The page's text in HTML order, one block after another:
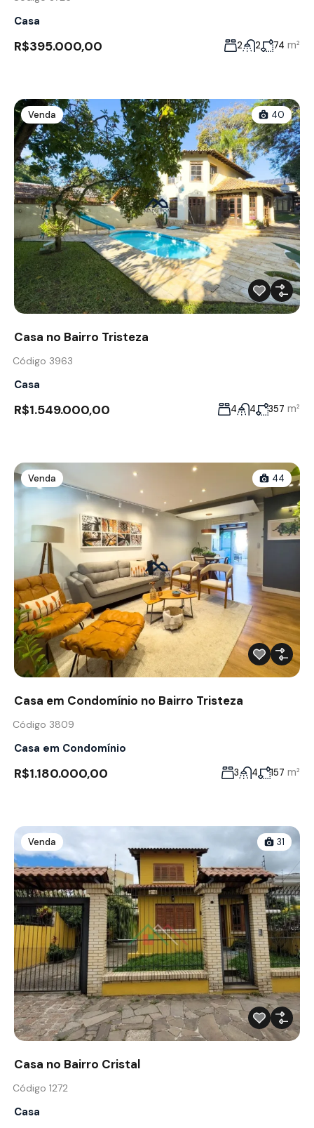
Casa
R$395.000,00 2 2 74 m²
Venda 40
Casa no Bairro Tristeza
Código 3963
Casa
R$1.549.000,00 4 4 357 m²
Venda 44
Casa em Condomínio no Bairro Tristeza
Código 3809
Casa em Condomínio
R$1.180.000,00 3 4 157 m²
Venda 31
Casa no Bairro Cristal
Código 1272
Casa